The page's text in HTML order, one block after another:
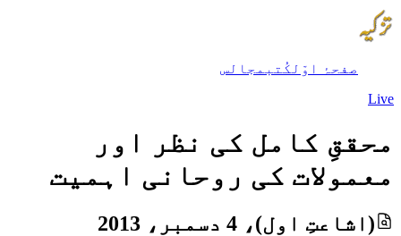
صفحۂ اوّل کُتب مجالس
Live
محققِ کامل کی نظر اور
معمولات کی روحانی اہمیت
(اشاعتِ اول)، 4 دسمبر، 2013